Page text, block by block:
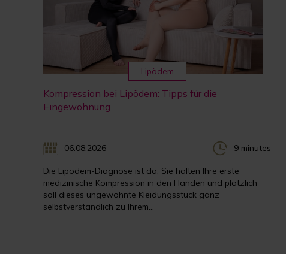
Lipödem
Kompression bei Lipödem: Tipps für die
Eingewöhnung
06.08.2026 9 minutes
Die Lipödem-Diagnose ist da, Sie halten Ihre erste
medizinische Kompression in den Händen und plötzlich
soll dieses ungewohnte Kleidungsstück ganz
selbstverständlich zu Ihrem...